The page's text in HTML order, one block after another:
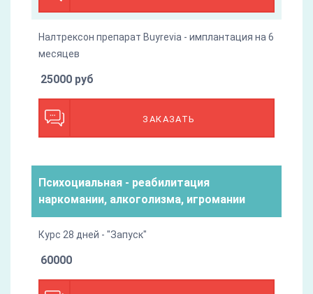
Налтрексон препарат Buyrevia - имплантация на 6
месяцев
ЗАКАЗАТЬ
25000 руб
Психоциальная - реабилитация
наркомании, алкоголизма, игромании
Курс 28 дней - "Запуск"
60000